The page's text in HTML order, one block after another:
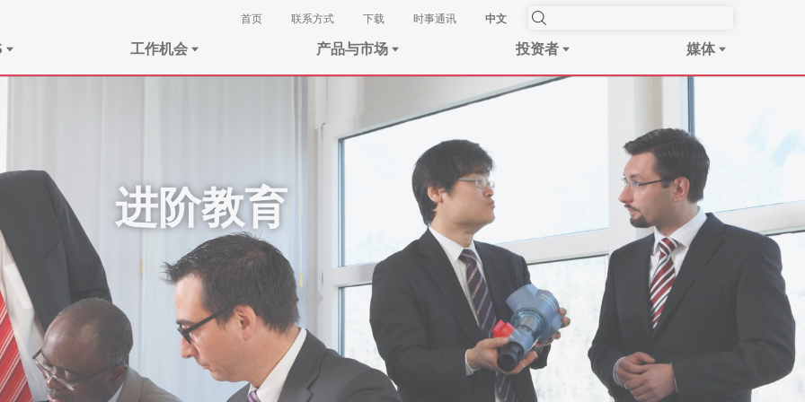
首页 联系方式 下载 时事​通讯 中文
工作机会 产品与市场 投资者 媒体
进阶教育